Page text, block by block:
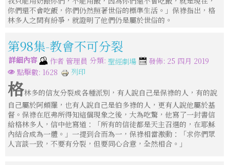
你們還不會吃飯，你們仍然照著世俗的標準生活。」保祿指出，格
林多人之間有紛爭，就證明了他們仍是屬於世俗的。
第98集-教會不可分裂
詳細內容 作者 管理員 分類: 聖經劇場
發佈: 25 四月 2019
點擊數: 1628
列印
格林多的信友分裂成各種派別，有人說自己是保祿的人，有的說
自己屬於阿頗羅，也有人說自己是伯多祿的人，更有人說他屬於基
督。保祿在厄弗所得知這個現象之後，大為吃驚，他寫了一封書信
給格林多人，信中他寫道：「所有的信徒都是天主召選的，在耶穌
內結合成為一體。」一提到合而為一，保祿相當激動：「求你們眾
人言談一致，不要有分裂，但要同心合意，全然相合。」